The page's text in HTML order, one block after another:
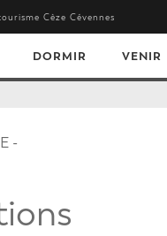
Cèze Cévennes
DORMIR VENIR
-